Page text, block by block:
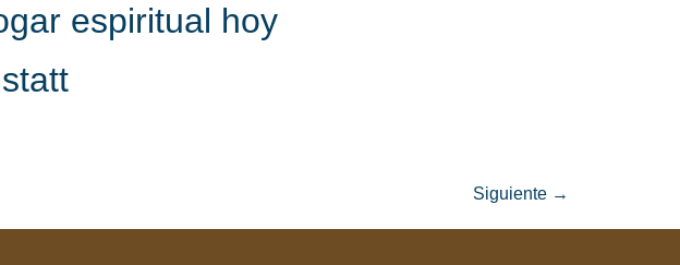
espiritual hoy
Siguiente →